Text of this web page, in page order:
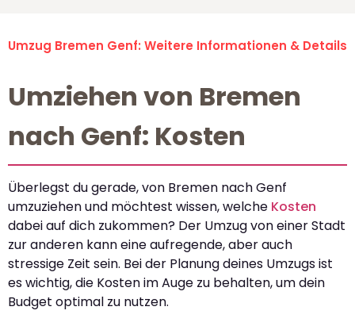
Umzug Bremen Genf: Weitere Informationen & Details
Umziehen von Bremen
nach Genf: Kosten
Überlegst du gerade, von Bremen nach Genf
umzuziehen und möchtest wissen, welche Kosten
dabei auf dich zukommen? Der Umzug von einer Stadt
zur anderen kann eine aufregende, aber auch
stressige Zeit sein. Bei der Planung deines Umzugs ist
es wichtig, die Kosten im Auge zu behalten, um dein
Budget optimal zu nutzen.